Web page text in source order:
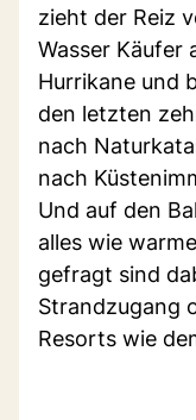
zieht der Reiz
Wasser Käufer
Hurrikane und
den letzten
nach
nach
Und auf den
alles wie
gefragt sind
Strandzugang
Resorts wie